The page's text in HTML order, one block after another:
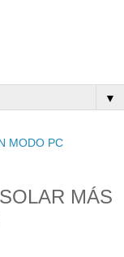
▼
MODO PC
MÁS